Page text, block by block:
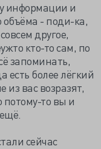
информации и
объёма - поди-ка,
другое,
кто-то сам, по
запоминать,
есть более лёгкий
из вас возразят,
то вы и
сейчас